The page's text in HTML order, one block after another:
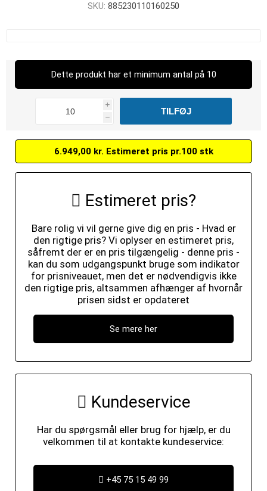
SKU: 885230110160250
Dette produkt har et minimum antal på 10
i
h
6.949,00 kr. Estimeret pris pr.100 stk
Estimeret pris?
Bare rolig vi vil gerne give dig en pris - Hvad er
den rigtige pris? Vi oplyser en estimeret pris,
såfremt der er en pris tilgængelig - denne pris -
kan du som udgangspunkt bruge som indikator
for prisniveauet, men det er nødvendigvis ikke
den rigtige pris, altsammen afhænger af hvornår
prisen sidst er opdateret
Se mere her
Kundeservice
Har du spørgsmål eller brug for hjælp, er du
velkommen til at kontakte kundeservice:
+45 75 15 49 99